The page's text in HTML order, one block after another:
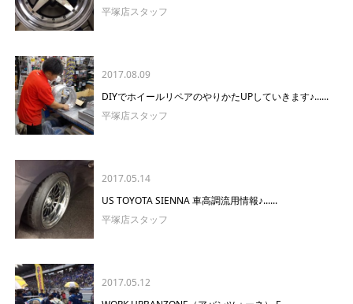
平塚店スタッフ
2017.08.09
DIYでホイールリペアのやりかたUPしていきます♪......
平塚店スタッフ
2017.05.14
US TOYOTA SIENNA 車高調流用情報♪......
平塚店スタッフ
2017.05.12